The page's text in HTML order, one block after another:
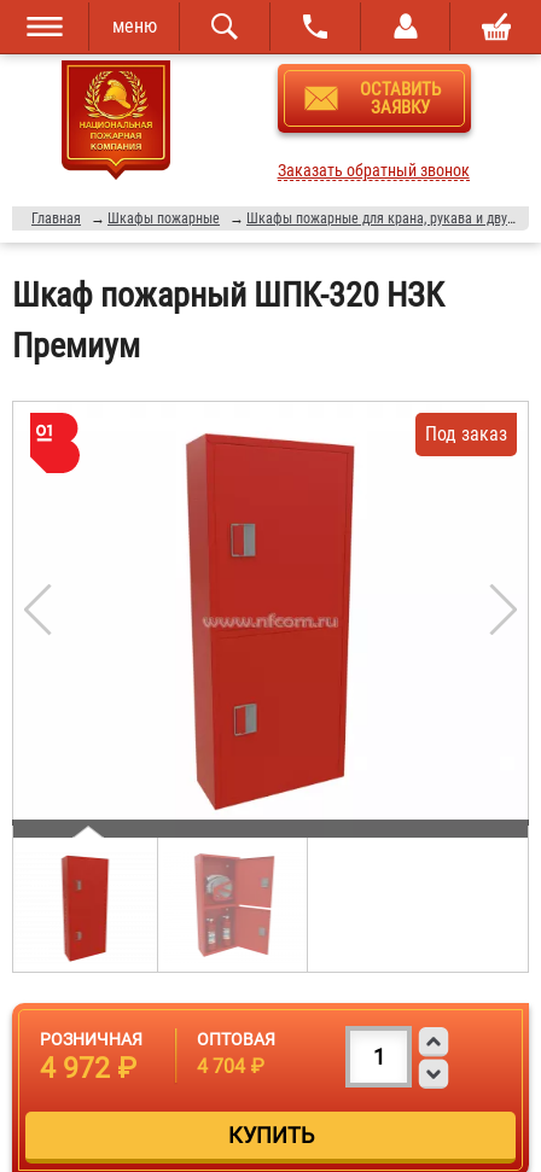
Перейти к
основному
содержанию
Skip to
navigation
меню
ОСТАВИТЬ
ЗАЯВКУ
Заказать обратный звонок
Главная → Шкафы пожарные → Шкафы пожарные для крана, рукава и двух огнетушителей (ШПК-320)
Шкаф пожарный ШПК-320 НЗК
Премиум
Под заказ
РОЗНИЧНАЯ
4 972 ₽
ОПТОВАЯ
4 704 ₽